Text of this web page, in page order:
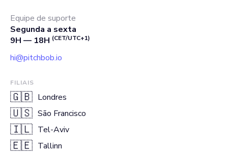
Equipe de suporte
Segunda a sexta
9H — 18H (CET/UTC+1)
hi@pitchbob.io
FILIAIS
🇬🇧 Londres
🇺🇸 São Francisco
🇮🇱 Tel-Aviv
🇪🇪 Tallinn